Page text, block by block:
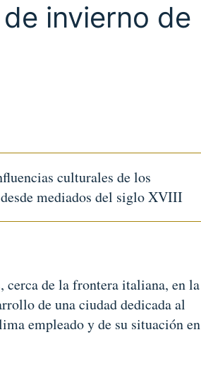
invierno de
culturales de los
mediados del siglo XVIII
cerca de la frontera italiana, en la
de una ciudad dedicada al
empleado y de su situación en